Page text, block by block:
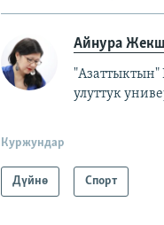
Айнура
улуттук
Куржундар
Дүйнө Спорт